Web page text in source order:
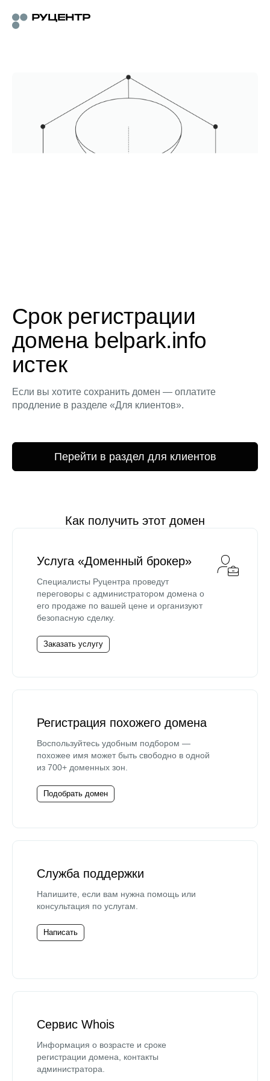
Срок регистрации
домена belpark.info
истек
Если вы хотите сохранить домен — оплатите
продление в разделе «Для клиентов».
Перейти в раздел для клиентов
Как получить этот домен
Услуга «Доменный брокер»
Специалисты Руцентра проведут
переговоры с администратором домена о
его продаже по вашей цене и организуют
безопасную сделку.
Заказать услугу
Регистрация похожего домена
Воспользуйтесь удобным подбором —
похожее имя может быть свободно в одной
из 700+ доменных зон.
Подобрать домен
Служба поддержки
Напишите, если вам нужна помощь или
консультация по услугам.
Написать
Сервис Whois
Информация о возрасте и сроке
регистрации домена, контакты
администратора.